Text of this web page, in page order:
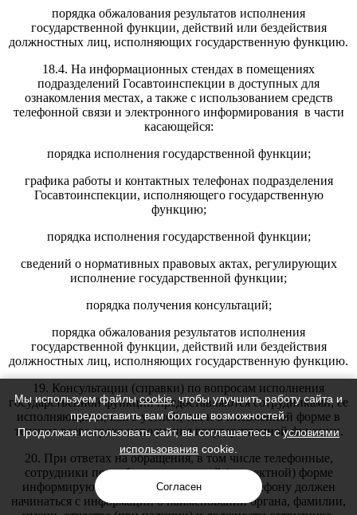
порядка обжалования результатов исполнения
государственной функции, действий или бездействия
должностных лиц, исполняющих государственную функцию.
18.4. На информационных стендах в помещениях
подразделений Госавтоинспекции в доступных для
ознакомления местах, а также с использованием средств
телефонной связи и электронного информирования в части
касающейся:
порядка исполнения государственной функции;
графика работы и контактных телефонах подразделения
Госавтоинспекции, исполняющего государственную
функцию;
порядка исполнения государственной функции;
сведений о нормативных правовых актах, регулирующих
исполнение государственной функции;
порядка получения консультаций;
порядка обжалования результатов исполнения
государственной функции, действий или бездействия
должностных лиц, исполняющих государственную функцию.
19. Консультации (справки) по вопросам исполнения
государственной функции предоставляются сотрудниками, ее
исполняющими, как в устной, так и в письменной форме в
течение всего срока исполнения государственной функции.
20. При ответах на обращения, в том числе телефонные,
сотрудники подробно и в вежливой (корректной) форме
информируют обратившихся. Ответ по телефону должен
начинаться с информации о наименовании органа, фамилии,
Мы используем файлыcookie, чтобы улучшить работу сайта и
предоставить вам больше возможностей.
Продолжая использовать сайт, вы соглашаетесь сусловиями
использования cookie.
Согласен